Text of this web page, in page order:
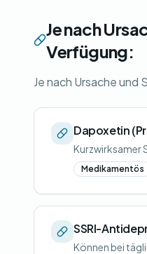
Je nach
Verfügung:
Je nach Ursache
Dapoxetin
Kurzwirksamer
Medikamentös
SSRI-
Können bei